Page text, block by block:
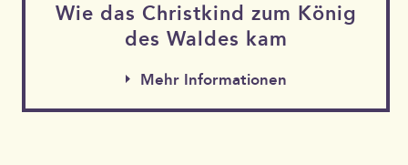
Wie das Christkind zum König
des Waldes kam
Mehr Informationen